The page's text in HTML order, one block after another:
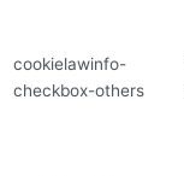
cookielawinfo-
checkbox-others